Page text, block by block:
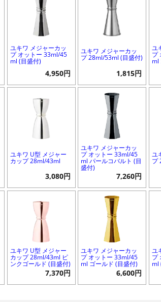
ユキワ メジャーカッ
プ オットー 33ml/45
ml (目盛付)
4,950円
ユキワ メジャーカッ
プ 28ml/53ml (目盛付)
1,815円
ユ
プ
ml
ユキワ U型 メジャー
カップ 28ml/43ml
3,080円
ユキワ メジャーカッ
プ オットー 33ml/45
ml パールコバルト (目
盛付)
7,260円
ユ
プ
ユキワ U型 メジャー
カップ 28ml/43ml ピ
ンクゴールド (目盛付)
7,370円
ユキワ メジャーカッ
プ オットー 33ml/45
ml ゴールド (目盛付)
6,600円
ユ
プ
ml